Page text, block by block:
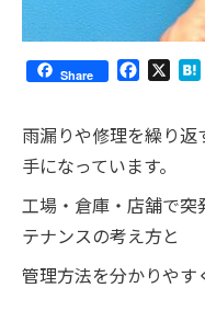
Share Facebook
X
雨漏りや修理を繰り
手になっています。
工場・倉庫・店舗で
テナンスの考え方と
管理方法を分かりやす